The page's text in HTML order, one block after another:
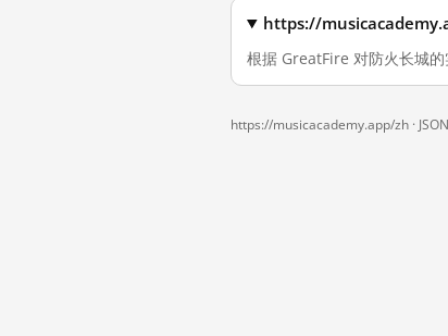
https://
根据 GreatFire 对防火长城
https://musicacademy.app/zh · JSON